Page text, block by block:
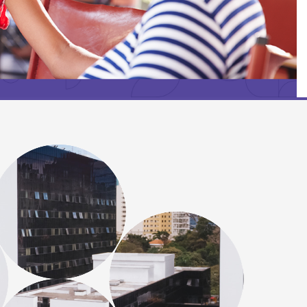
Saiba mais
Endereço:
R. Colômbia, 332
CEP: 01438-000 | Jardim
Solicitação de veracidade de
atestado